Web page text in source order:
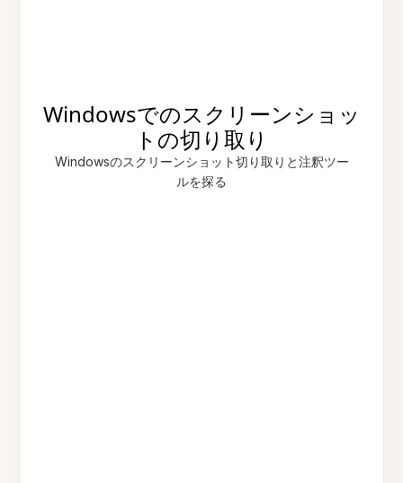
Windowsでのスクリーンショッ
トの切り取り
Windowsのスクリーンショット切り取りと注釈ツー
ルを探る